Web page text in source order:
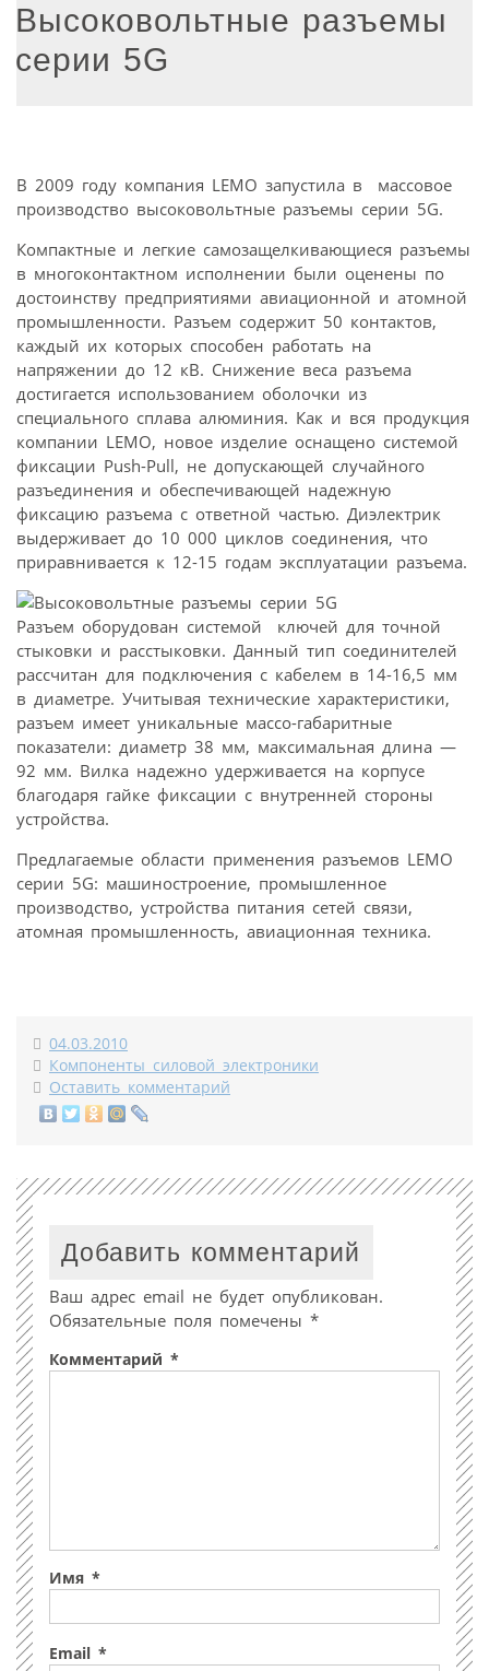
Высоковольтные разъемы
серии 5G
В 2009 году компания LEMO запустила в массовое
производство высоковольтные разъемы серии 5G.
Компактные и легкие самозащелкивающиеся разъемы
в многоконтактном исполнении были оценены по
достоинству предприятиями авиационной и атомной
промышленности. Разъем содержит 50 контактов,
каждый их которых способен работать на
напряжении до 12 кВ. Снижение веса разъема
достигается использованием оболочки из
специального сплава алюминия. Как и вся продукция
компании LEMO, новое изделие оснащено системой
фиксации Push-Pull, не допускающей случайного
разъединения и обеспечивающей надежную
фиксацию разъема с ответной частью. Диэлектрик
выдерживает до 10 000 циклов соединения, что
приравнивается к 12-15 годам эксплуатации разъема.
Разъем оборудован системой ключей для точной
стыковки и расстыковки. Данный тип соединителей
рассчитан для подключения с кабелем в 14-16,5 мм
в диаметре. Учитывая технические характеристики,
разъем имеет уникальные массо-габаритные
показатели: диаметр 38 мм, максимальная длина —
92 мм. Вилка надежно удерживается на корпусе
благодаря гайке фиксации с внутренней стороны
устройства.
Предлагаемые области применения разъемов LEMO
серии 5G: машиностроение, промышленное
производство, устройства питания сетей связи,
атомная промышленность, авиационная техника.
04.03.2010
Компоненты силовой электроники
Оставить комментарий
Добавить комментарий
Ваш адрес email не будет опубликован.
Обязательные поля помечены *
Комментарий *
Имя *
Email *